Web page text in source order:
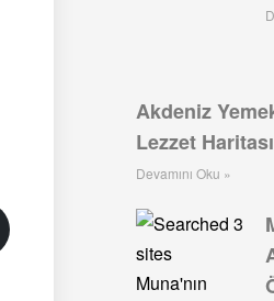
Akdeniz
Lezzet Haritası
Devamını Oku »